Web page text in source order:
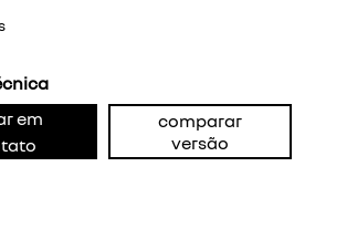
em
comparar
versão